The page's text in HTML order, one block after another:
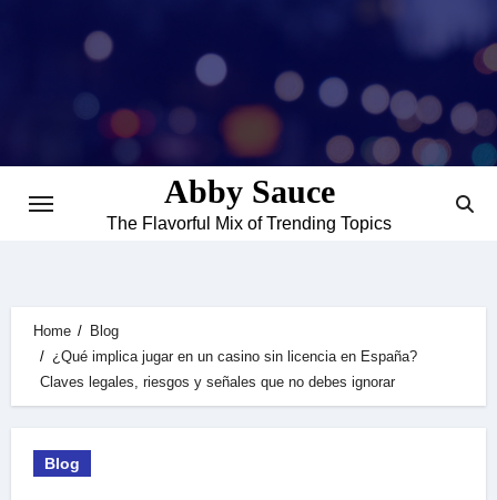
Abby Sauce
The Flavorful Mix of Trending Topics
Home
Blog
¿Qué implica jugar en un casino sin licencia en España?
Claves legales, riesgos y señales que no debes ignorar
Blog